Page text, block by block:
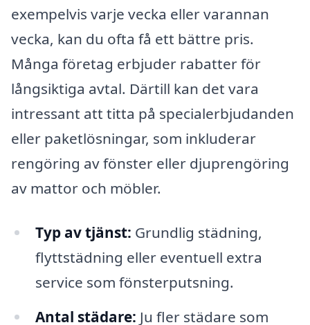
exempelvis varje vecka eller varannan
vecka, kan du ofta få ett bättre pris.
Många företag erbjuder rabatter för
långsiktiga avtal. Därtill kan det vara
intressant att titta på specialerbjudanden
eller paketlösningar, som inkluderar
rengöring av fönster eller djuprengöring
av mattor och möbler.
Typ av tjänst: Grundlig städning,
flyttstädning eller eventuell extra
service som fönsterputsning.
Antal städare: Ju fler städare som